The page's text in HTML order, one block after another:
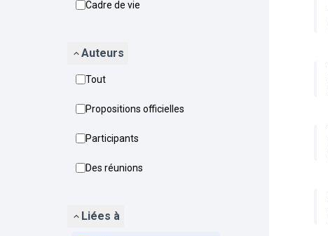
Cadre de vie
Auteurs
Tout
Propositions officielles
Participants
Des réunions
Liées à